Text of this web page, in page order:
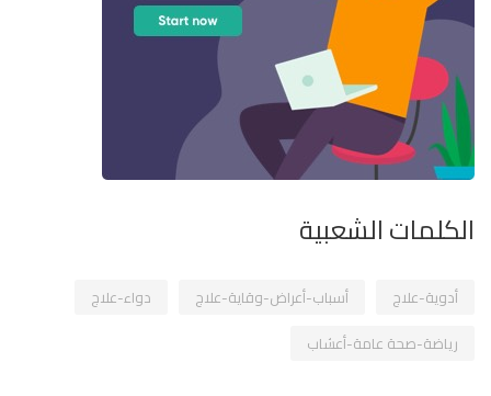
الكلمات الشعبية
أدوية-علاج أسباب-أعراض-وقاية-علاج
دواء-علاج
رياضة-صحة عامة-أعشاب